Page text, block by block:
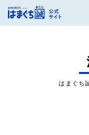
はまぐち